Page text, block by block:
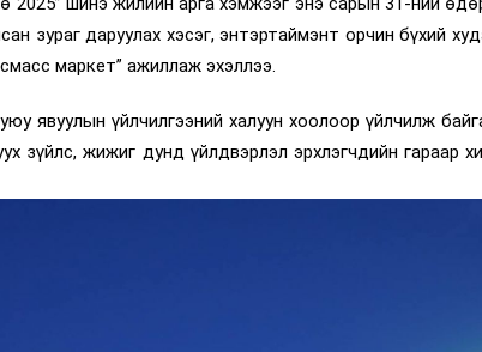
зураг даруулах хэсэг, энтэртаймэнт орчин бүхий
маркет” ажиллаж эхэллээ.
явуулын үйлчилгээний халуун хоолоор үйлчилж
зүйлс, жижиг дунд үйлдвэрлэл эрхлэгчдийн гараар